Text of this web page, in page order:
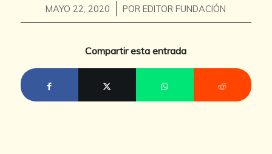
MAYO 22, 2020
/ POREDITOR FUNDACIÓN
Compartir esta entrada